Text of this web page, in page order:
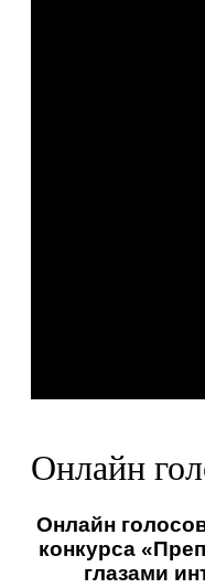
Онлайн
Онлайн
конкурса
глазами